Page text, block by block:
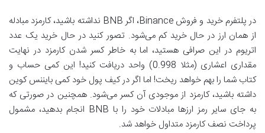
در پلتفرم خرید و فروش Binance، اگر BNB نداشته باشید، کارمزد مبادله
از همان ارز در حال خرید کم می‌شود. تصور کنید در حال خرید یک عدد
اتریوم در این صرافی هستید، اما به خاطر کسر شدن کارمزد در نهایت
مقداری اعشاری (مثلا 0.998) واحد دریافت کنید! این کمی حساب و
کتاب شما را بهم خواهد ریخت! اما اگر در کیف پول خود کمی بایننس کوین
داشته باشید، کارمزد از موجودی آن کسر می‌شود. همچنین در صورتی که
به جای سایر رمز ارزها مبادلات خود را با BNB انجام بدهید، مشمول
پرداخت نصف کارمزد متداول خواهد شد.